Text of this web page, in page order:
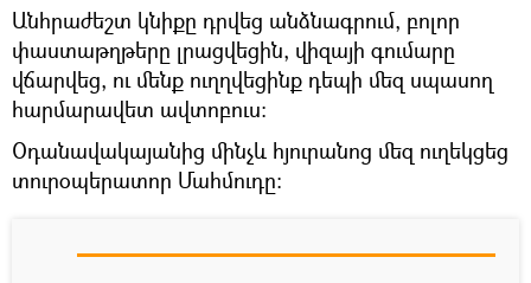
Անհրաժեշտ կնիքը դրվեց անձնագրում, բոլոր
փաստաթղթերը լրացվեցին, վիզայի գումարը
վճարվեց, ու մենք ուղղվեցինք դեպի մեզ սպասող
հարմարավետ ավտոբուս։
Օդանավակայանից մինչև հյուրանոց մեզ ուղեկցեց
տուրօպերատոր Մահմուդը։